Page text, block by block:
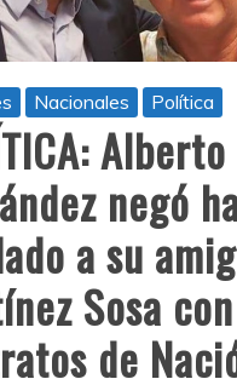
Nacionales Política
Alberto
negó
a su
Sosa
de